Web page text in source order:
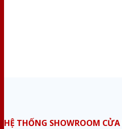
HỆ THỐNG SHOWROOM